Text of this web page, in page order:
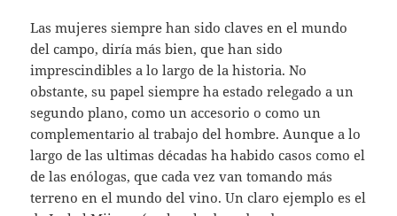
Las mujeres siempre han sido claves en el mundo
del campo, diría más bien, que han sido
imprescindibles a lo largo de la historia. No
obstante, su papel siempre ha estado relegado a un
segundo plano, como un accesorio o como un
complementario al trabajo del hombre. Aunque a lo
largo de las ultimas décadas ha habido casos como el
de las enólogas, que cada vez van tomando más
terreno en el mundo del vino. Un claro ejemplo es el